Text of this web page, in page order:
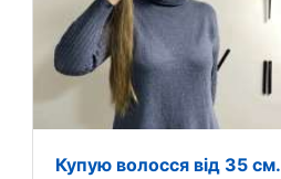
Купую волосся від 35 см.